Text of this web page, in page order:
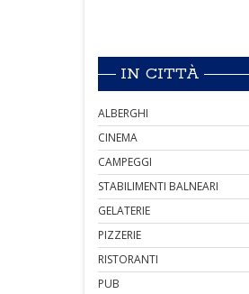
IN CITTÀ
ALBERGHI
CINEMA
CAMPEGGI
STABILIMENTI BALNEARI
GELATERIE
PIZZERIE
RISTORANTI
PUB